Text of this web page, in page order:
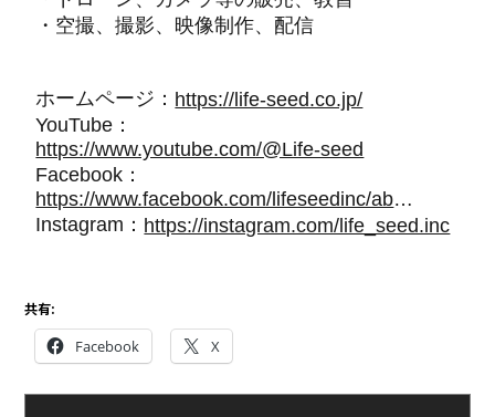
・空撮、撮影、映像制作、配信
ホームページ： https://life-seed.co.jp/
YouTube：
https://www.youtube.com/@Life-seed
Facebook：
https://www.facebook.com/lifeseedinc/about
Instagram： https://instagram.com/life_seed.inc
共有:
Facebook X